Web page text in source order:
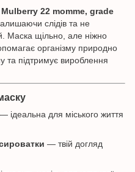
Mulberry 22 momme, grade
слідів та не
Маска щільно, але ніжно
організму природно
та підтримує вироблення
— ідеальна для міського життя
— твій догляд